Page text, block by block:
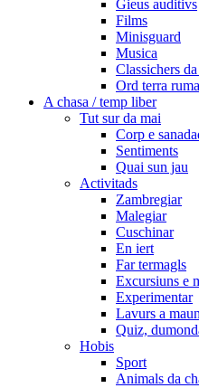
Gieus auditivs
Films
Minisguard
Musica
Classichers
Ord terra
A chasa / temp liber
Tut sur da mai
Corp e
Sentiments
Quai sun jau
Activitads
Zambregiar
Malegiar
Cuschinar
En iert
Far termagls
Excursiuns e
Experimentar
Lavurs a maun
Quiz,
Hobis
Sport
Animals da